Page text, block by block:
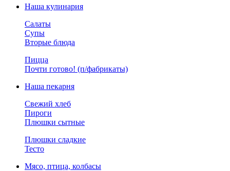
Наша кулинария
Салаты
Супы
Вторые блюда
Пицца
Почти готово! (п/фабрикаты)
Наша пекарня
Свежий хлеб
Пироги
Плюшки сытные
Плюшки сладкие
Тесто
Мясо, птица, колбасы